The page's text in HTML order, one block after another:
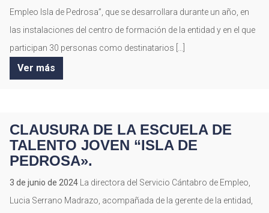
Empleo Isla de Pedrosa”, que se desarrollara durante un año, en
las instalaciones del centro de formación de la entidad y en el que
participan 30 personas como destinatarios […]
Ver más
CLAUSURA DE LA ESCUELA DE
TALENTO JOVEN “ISLA DE
PEDROSA».
3 de junio de 2024 La directora del Servicio Cántabro de Empleo,
Lucia Serrano Madrazo, acompañada de la gerente de la entidad,